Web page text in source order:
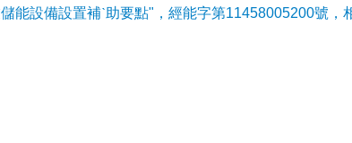
能設備設置補ˋ助要點"，經能字第11458005200號，